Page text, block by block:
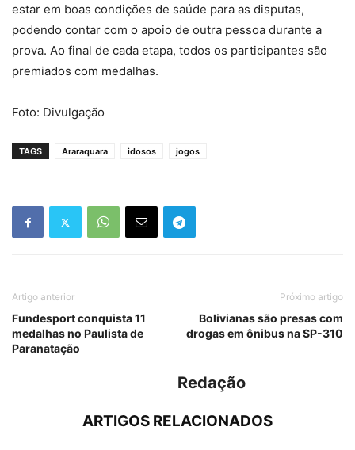
estar em boas condições de saúde para as disputas,
podendo contar com o apoio de outra pessoa durante a
prova. Ao final de cada etapa, todos os participantes são
premiados com medalhas.
Foto: Divulgação
TAGS Araraquara idosos jogos
Artigo anterior
Fundesport conquista 11
medalhas no Paulista de
Paranatação
Próximo artigo
Bolivianas são presas com
drogas em ônibus na SP-310
Redação
ARTIGOS RELACIONADOS